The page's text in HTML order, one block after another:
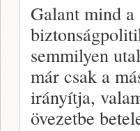
Galant mind
semmilyen
már csak a
irányítja,
övezetbe